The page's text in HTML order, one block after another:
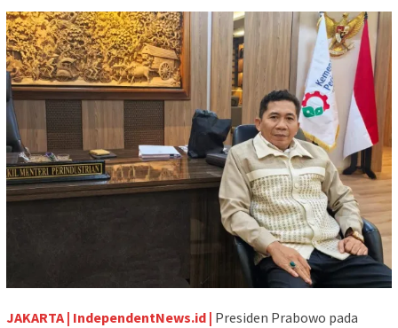
JAKARTA | IndependentNews.id | Presiden Prabowo pada